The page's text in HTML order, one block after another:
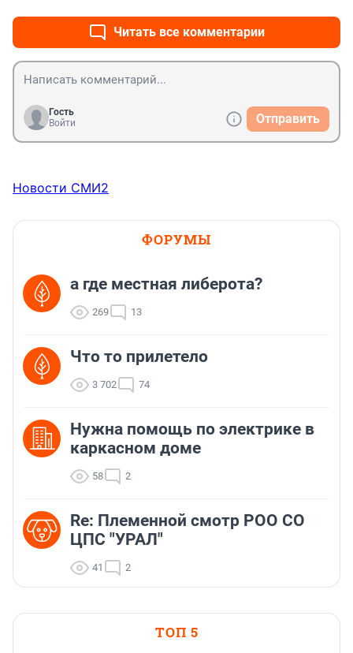
Читать все комментарии
Гость
Войти
Отправить
Новости СМИ2
ФОРУМЫ
а где местная либерота?
269 13
Что то прилетело
3 702 74
Нужна помощь по электрике в
каркасном доме
58 2
Re: Племеннoй смoтр РOO CO
ЦПС "УРАЛ"
41 2
ТОП 5